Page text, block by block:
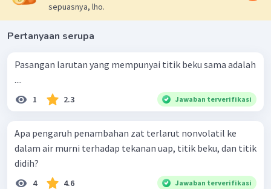
sepuasnya, lho.
Pertanyaan serupa
Pasangan larutan yang mempunyai titik beku sama adalah
....
1 2.3 Jawaban terverifikasi
Apa pengaruh penambahan zat terlarut nonvolatil ke
dalam air murni terhadap tekanan uap, titik beku, dan titik
didih?
4 4.6 Jawaban terverifikasi